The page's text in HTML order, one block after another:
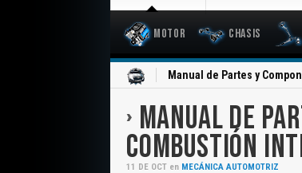
Motor Chasis
Manual de Partes y
MANUAL DE
COMBUSTIÓN
11 DE OCT en MECÁNICA AUTOMOTRIZ